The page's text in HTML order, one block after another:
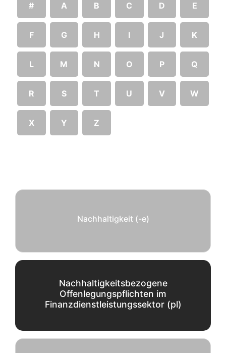
# A B C D E
F G H I J K
L M N O P Q
R S T U V W
X Y Z
Nachhaltigkeit (-e)
Nachhaltigkeitsbezogene
Offenlegungspflichten im
Finanzdienstleistungssektor (pl)